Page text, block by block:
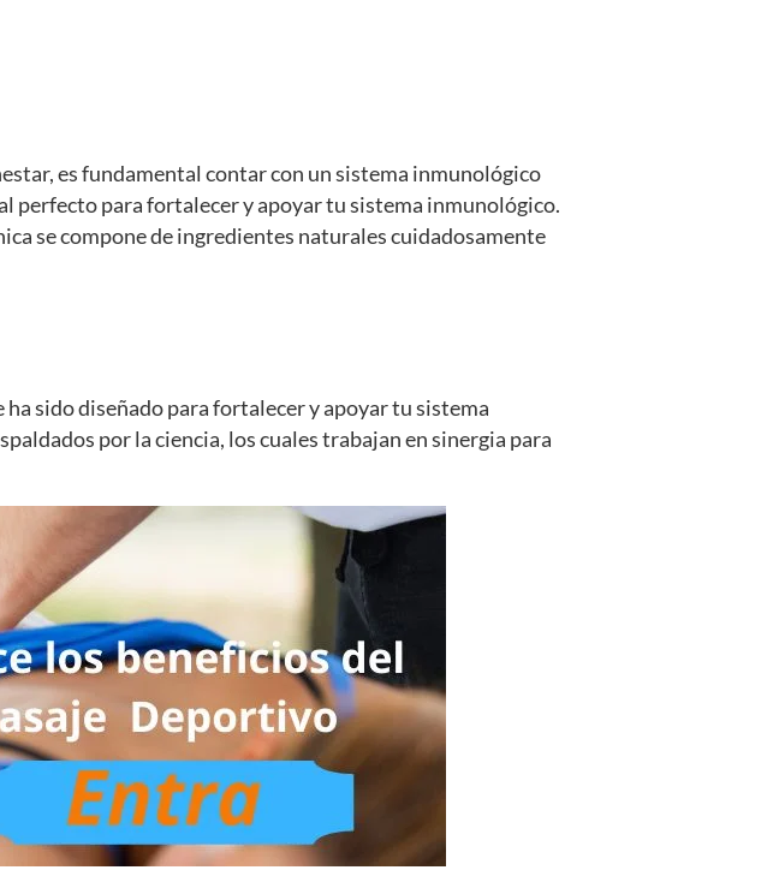
es fundamental contar con un sistema inmunológico
para fortalecer y apoyar tu sistema inmunológico.
se compone de ingredientes naturales cuidadosamente
sido diseñado para fortalecer y apoyar tu sistema
por la ciencia, los cuales trabajan en sinergia para